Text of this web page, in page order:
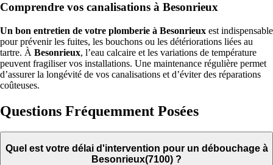
Comprendre vos canalisations à Besonrieux
Un bon entretien de votre plomberie à Besonrieux est indispensable
pour prévenir les fuites, les bouchons ou les détériorations liées au
tartre. À Besonrieux, l’eau calcaire et les variations de température
peuvent fragiliser vos installations. Une maintenance régulière permet
d’assurer la longévité de vos canalisations et d’éviter des réparations
coûteuses.
Questions Fréquemment Posées
Quel est votre délai d'intervention pour un débouchage à
Besonrieux(7100) ?